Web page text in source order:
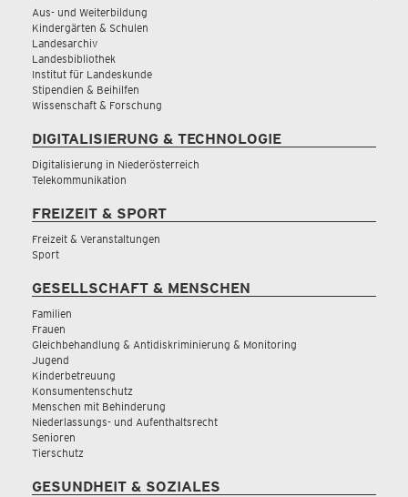
Aus- und Weiterbildung
Kindergärten & Schulen
Landesarchiv
Landesbibliothek
Institut für Landeskunde
Stipendien & Beihilfen
Wissenschaft & Forschung
DIGITALISIERUNG & TECHNOLOGIE
Digitalisierung in Niederösterreich
Telekommunikation
FREIZEIT & SPORT
Freizeit & Veranstaltungen
Sport
GESELLSCHAFT & MENSCHEN
Familien
Frauen
Gleichbehandlung & Antidiskriminierung & Monitoring
Jugend
Kinderbetreuung
Konsumentenschutz
Menschen mit Behinderung
Niederlassungs- und Aufenthaltsrecht
Senioren
Tierschutz
GESUNDHEIT & SOZIALES